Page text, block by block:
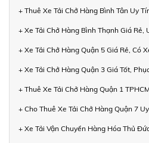
+ Thuê Xe Tải Chở Hàng Bình Tân Uy
+ Xe Tải Chở Hàng Bình Thạnh Giá Rẻ,
+ Xe Tải Chở Hàng Quận 5 Giá Rẻ, Có
+ Xe Tải Chở Hàng Quận 3 Giá Tốt,
+ Thuê Xe Tải Chở Hàng Quận 1
+ Cho Thuê Xe Tải Chở Hàng Quận 7
+ Xe Tải Vận Chuyển Hàng Hóa Thủ